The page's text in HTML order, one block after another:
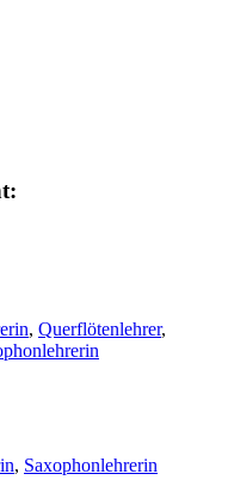
, Querflötenlehrer,
, Saxophonlehrerin